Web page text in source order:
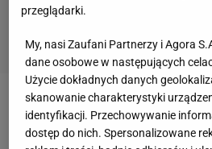
Wygrana z Portoryko (25:14,
najwyższąreprezentacji Polski
przeglądarki.
My, nasi Zaufani Partnerzy i Agora
dane osobowe w następujących
Użycie dokładnych danych
skanowanie charakterystyki
identyfikacji. Przechowywanie
dostęp do nich. Spersonalizowane